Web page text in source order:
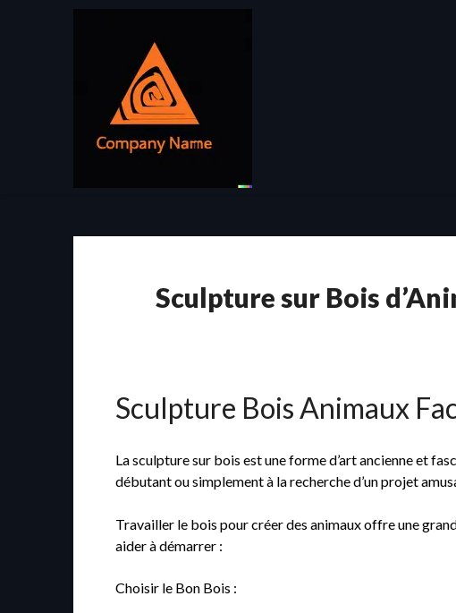
Sculpture sur Bois
Sculpture Bois Animaux
La sculpture sur bois est une forme d’art ancienne et
débutant ou simplement à la recherche d’un projet
Travailler le bois pour créer des animaux offre une
aider à démarrer :
Choisir le Bon Bois :